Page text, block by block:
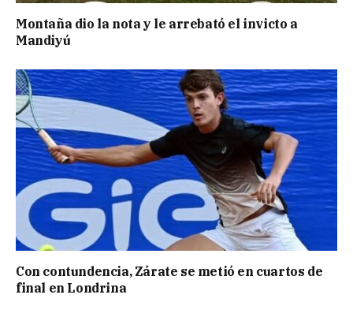
Montaña dio la nota y le arrebató el invicto a
Mandiyú
Con contundencia, Zárate se metió en cuartos de
final en Londrina